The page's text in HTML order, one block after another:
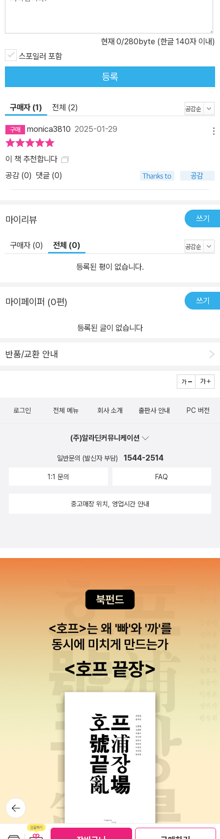
현재 0/280byte (한글 140자 이내)
스포일러 포함
등록
구매자 (1) 전체 (2)
monica3810 2025-01-29
이 책 추천합니다
공감 (0) 댓글 (0)
마이리뷰 쓰기
구매자 (0) 전체 (0)
등록된 평이 없습니다.
마이페이퍼 (0편) 쓰기
등록된 글이 없습니다
반품/교환 안내
뒤로가
기
로그인 전체 메뉴 회사 소개 출판사 안내 PC 버전
(주)알라딘커뮤니케이션
일반문의 (발신자 부담) 1544-2514
1:1 문의 FAQ
중고매장 위치, 영업시간 안내